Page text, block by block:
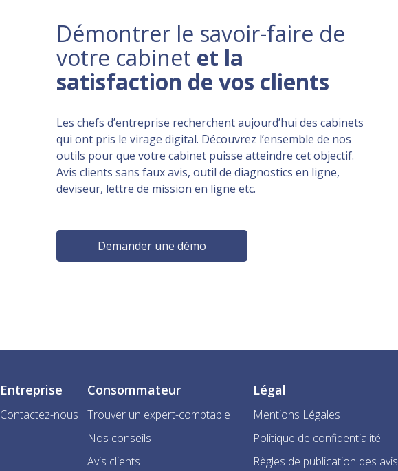
Démontrer le savoir-faire de
votre cabinet et la
satisfaction de vos clients
Les chefs d’entreprise recherchent aujourd’hui des cabinets
qui ont pris le virage digital. Découvrez l’ensemble de nos
outils pour que votre cabinet puisse atteindre cet objectif.
Avis clients sans faux avis, outil de diagnostics en ligne,
deviseur, lettre de mission en ligne etc.
Demander une démo
Entreprise
Contactez-nous
Consommateur
Trouver un expert-comptable
Nos conseils
Avis clients
Légal
Mentions Légales
Politique de confidentialité
Règles de publication des avis